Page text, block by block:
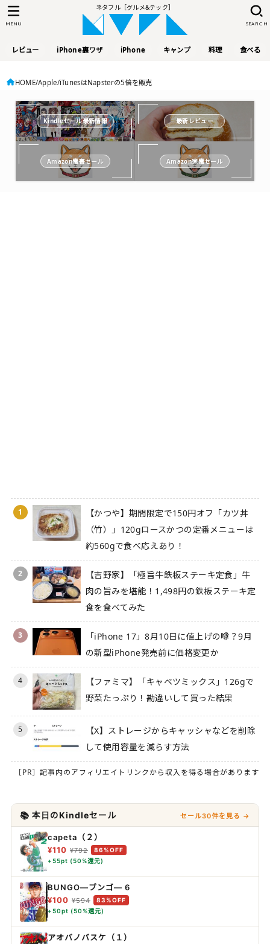
ネタフル［グルメ&テック］
レビュー iPhone裏ワザ iPhone キャンプ 料理 食べる
SEARCH
MENU
HOME Apple iTunesはNapsterの5倍を販売
Kindleセール最新情報 最新レビュー
Amazon電書セール Amazon家電セール
1
【かつや】期間限定で150円オフ「カツ丼
（竹）」120gロースかつの定番メニューは
約560gで食べ応えあり！
2
【吉野家】「極旨牛鉄板ステーキ定食」牛
肉の旨みを堪能！1,498円の鉄板ステーキ定
食を食べてみた
3
「iPhone 17」8月10日に値上げの噂？9月
の新型iPhone発売前に価格変更か
4
【ファミマ】「キャベツミックス」126gで
野菜たっぷり！勘違いして買った結果
5
【X】ストレージからキャッシャなどを削除
して使用容量を減らす方法
［PR］記事内のアフィリエイトリンクから収入を得る場合があります
📚 本日のKindleセール セール30件を見る →
capeta（２）
¥110 ¥792
86%OFF
+55pt (50%還元)
BUNGO―ブンゴ― 6
¥100 ¥594
83%OFF
+50pt (50%還元)
アオバノバスケ（１）